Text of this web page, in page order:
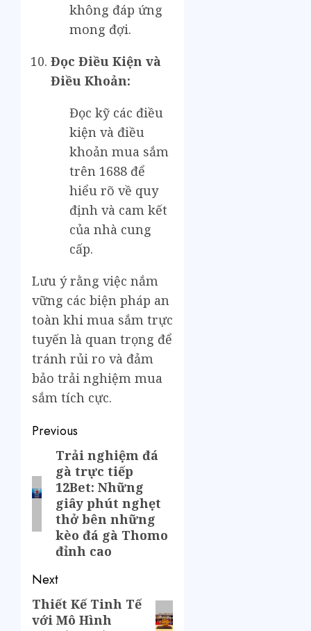
không đáp ứng
mong đợi.
Đọc Điều Kiện và
Điều Khoản:
Đọc kỹ các điều
kiện và điều
khoản mua sắm
trên 1688 để
hiểu rõ về quy
định và cam kết
của nhà cung
cấp.
Lưu ý rằng việc nắm
vững các biện pháp an
toàn khi mua sắm trực
tuyến là quan trọng để
tránh rủi ro và đảm
bảo trải nghiệm mua
sắm tích cực.
Previous
Trải nghiệm đá
gà trực tiếp
12Bet: Những
giây phút nghẹt
thở bên những
kèo đá gà Thomo
đỉnh cao
Next
Thiết Kế Tinh Tế
với Mô Hình